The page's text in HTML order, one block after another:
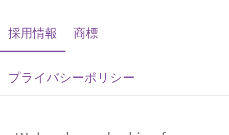
採用情報 (current)
商標
プライバシーポリシー